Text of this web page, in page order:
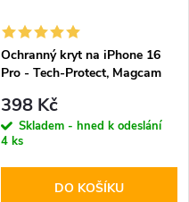
Ochranný kryt na iPhone 16
Pro - Tech-Protect, Magcam
398 Kč
Skladem - hned k odeslání
4 ks
DO KOŠÍKU